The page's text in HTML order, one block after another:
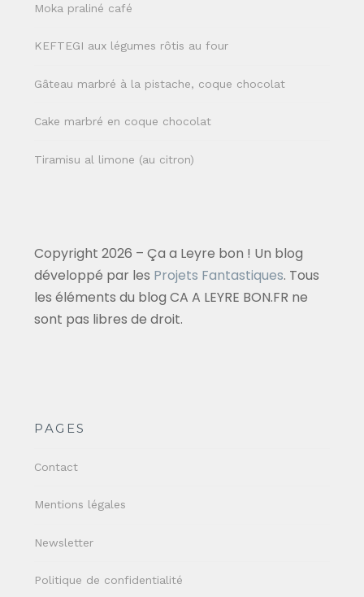
Moka praliné café
KEFTEGI aux légumes rôtis au four
Gâteau marbré à la pistache, coque chocolat
Cake marbré en coque chocolat
Tiramisu al limone (au citron)
Copyright 2026 – Ça a Leyre bon ! Un blog
développé par les Projets Fantastiques. Tous
les éléments du blog CA A LEYRE BON.FR ne
sont pas libres de droit.
PAGES
Contact
Mentions légales
Newsletter
Politique de confidentialité